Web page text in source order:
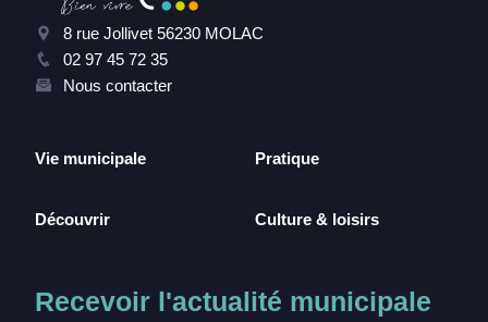
8 rue Jollivet 56230 MOLAC
02 97 45 72 35
Nous contacter
Vie municipale
Découvrir
Pratique
Culture & loisirs
Recevoir l'actualité municipale